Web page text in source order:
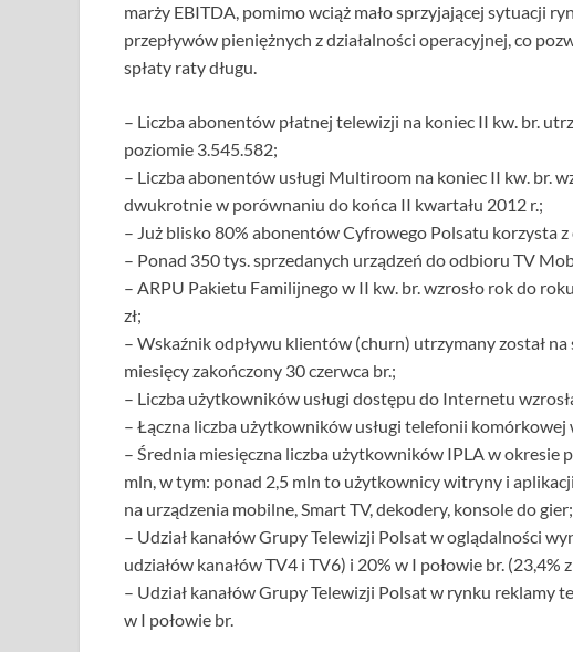
marży EBITDA, pomimo wciąż mało sprzyjającej sytuacji
przepływów pieniężnych z działalności operacyjnej, co
spłaty raty długu.
– Liczba abonentów płatnej telewizji na koniec II kw. br.
poziomie 3.545.582;
– Liczba abonentów usługi Multiroom na koniec II kw. br.
dwukrotnie w porównaniu do końca II kwartału 2012 r.;
– Już blisko 80% abonentów Cyfrowego Polsatu korzysta
– Ponad 350 tys. sprzedanych urządzeń do odbioru TV
– ARPU Pakietu Familijnego w II kw. br. wzrosło rok do
zł;
– Wskaźnik odpływu klientów (churn) utrzymany został
miesięcy zakończony 30 czerwca br.;
– Liczba użytkowników usługi dostępu do Internetu
– Łączna liczba użytkowników usługi telefonii komórkowej
– Średnia miesięczna liczba użytkowników IPLA w okresie
mln, w tym: ponad 2,5 mln to użytkownicy witryny i
na urządzenia mobilne, Smart TV, dekodery, konsole do gier;
– Udział kanałów Grupy Telewizji Polsat w oglądalności
udziałów kanałów TV4 i TV6) i 20% w I połowie br.
– Udział kanałów Grupy Telewizji Polsat w rynku reklamy
w I połowie br.